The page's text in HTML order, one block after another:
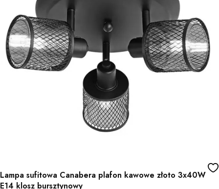
Lampa sufitowa Canabera plafon kawowe złoto 3x40W
E14 klosz bursztynowy